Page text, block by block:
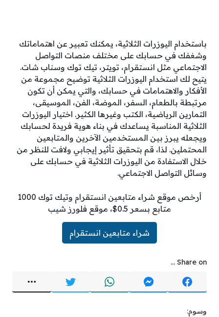
باستخدام اليوزرات الثلاثية، يمكنك تعبير عن اهتماماتك
وشغفك في حسابك على مختلف منصات التواصل
الاجتماعي مثل انستقرام، تويتر، تيك توك وسناب شات.
يتيح لك استخدام اليوزرات الثلاثية توضيح مجموعة من
الأفكار والاهتمامات في حسابك، والتي يمكن أن تكون
مرتبطة بالطعام، السفر، الموضة، الفن، الموسيقى،
التمارين الرياضية، الكتب وغيرها الكثير. اختيار اليوزرات
الثلاثية المناسبة يساعدك في بناء هوية فريدة لحسابك
ويجعله يبرز بين المستخدمين الآخرين والمتابعين
المحتملين. لذا، قم بتحقيق تأثير إيجابي ولافت للنظر من
خلال الاستفادة من اليوزرات الثلاثية في حسابك على
وسائل التواصل الاجتماعي.
أرخص موقع شراء متابعين انستقرام وتيك توك 1000
متابع بسعر 0.5$، موقع فلورز شيب
شراء متابعين انستقرام
Share on ...
وسوم: